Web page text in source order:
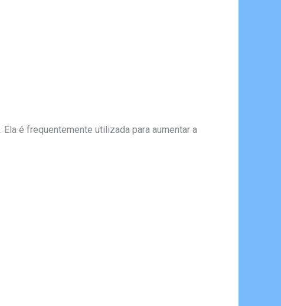
é frequentemente utilizada para aumentar a